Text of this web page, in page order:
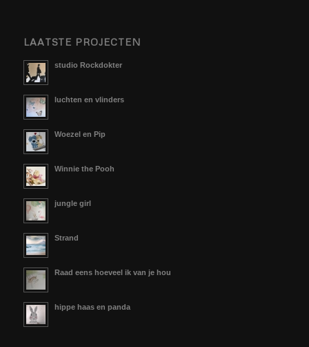
LAATSTE PROJECTEN
studio Rockdokter
luchten en vlinders
Woezel en Pip
Winnie the Pooh
jungle girl
Strand
Raad eens hoeveel ik van je hou
hippe haas en panda